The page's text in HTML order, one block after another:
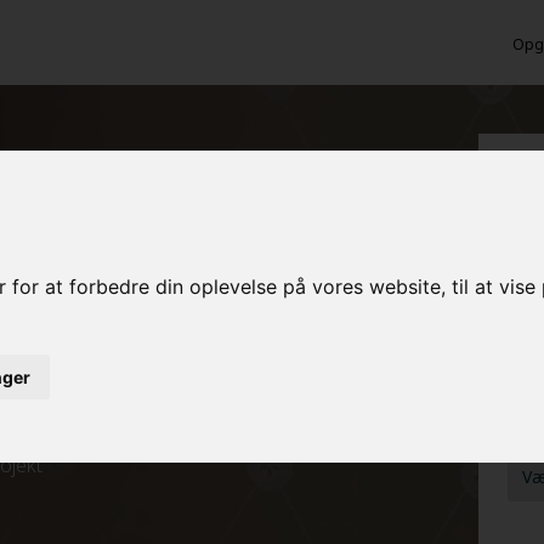
at forbedre din oplevelse på vores website, til at
samme